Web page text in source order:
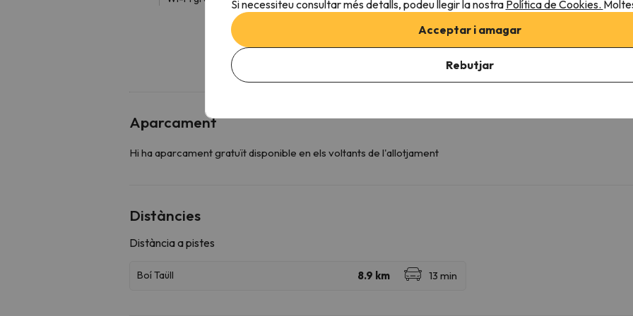
Si necessiteu consultar més detalls, podeu llegir la nostra Política de Cookies.
Acceptar i amagar
Rebutjar
Aparcament
Hi ha aparcament gratuït disponible en els voltants de l'allotjament
Distàncies